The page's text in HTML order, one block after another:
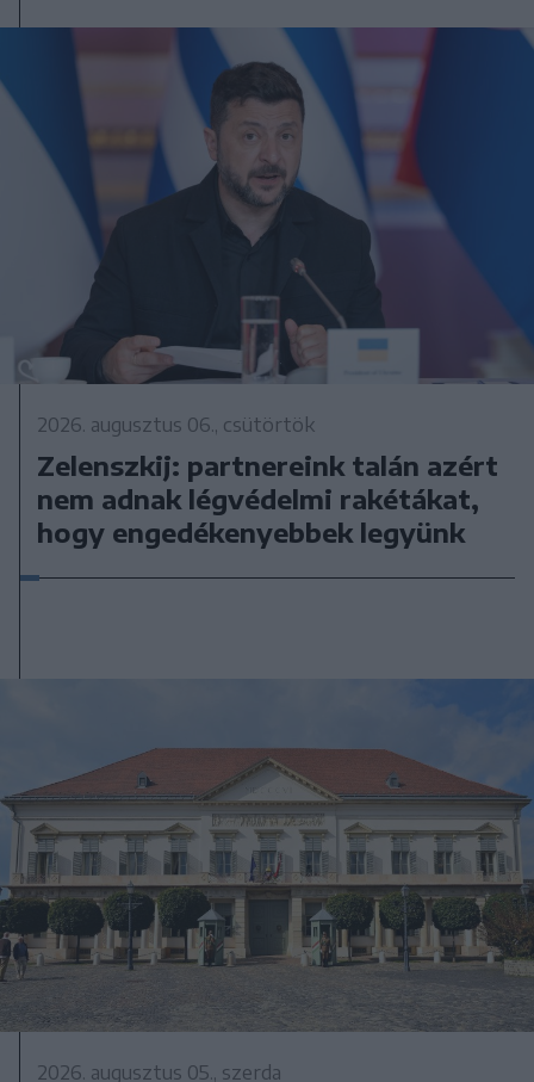
2026. augusztus 06., csütörtök
Zelenszkij: partnereink talán azért
nem adnak légvédelmi rakétákat,
hogy engedékenyebbek legyünk
2026. augusztus 05., szerda